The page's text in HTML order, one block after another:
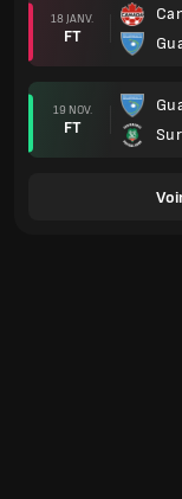
18 JANV.
FT
19 NOV.
FT